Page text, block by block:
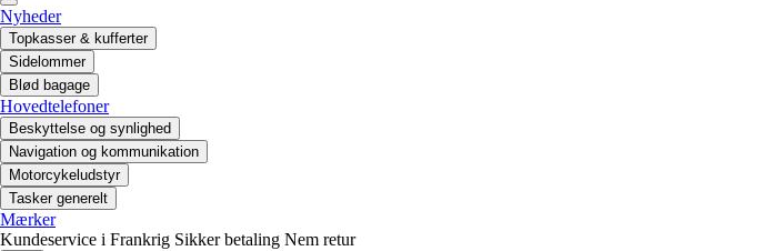
Nyheder
Topkasser & kufferter
Sidelommer
Blød bagage
Hovedtelefoner
Beskyttelse og synlighed
Navigation og kommunikation
Motorcykeludstyr
Tasker generelt
Mærker
Kundeservice i Frankrig Sikker betaling Nem retur